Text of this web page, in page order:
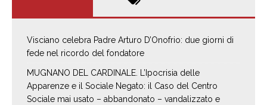
Visciano celebra Padre Arturo D’Onofrio: due giorni di
fede nel ricordo del fondatore
MUGNANO DEL CARDINALE. L’Ipocrisia delle
Apparenze e il Sociale Negato: il Caso del Centro
Sociale mai usato – abbandonato – vandalizzato e